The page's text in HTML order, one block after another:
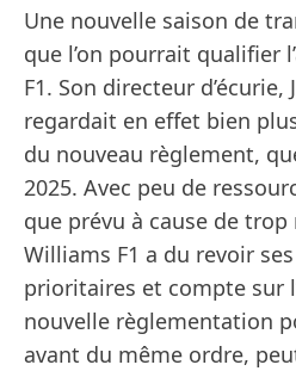
Une nouvelle saison de
que l’on pourrait qualifier
F1. Son directeur d’écurie,
regardait en effet bien
du nouveau règlement,
2025. Avec peu de
que prévu à cause de
Williams F1 a du revoir
prioritaires et compte sur
nouvelle règlementation
avant du même ordre,